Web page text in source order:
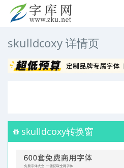
skulldcoxy 详情页
skulldcoxy转换窗